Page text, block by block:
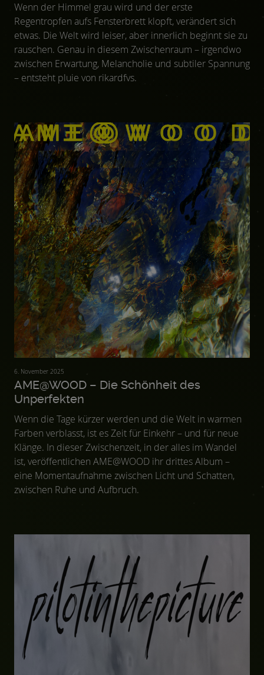
Wenn der Himmel grau wird und der erste
Regentropfen aufs Fensterbrett klopft, verändert sich
etwas. Die Welt wird leiser, aber innerlich beginnt sie zu
rauschen. Genau in diesem Zwischenraum – irgendwo
zwischen Erwartung, Melancholie und subtiler Spannung
– entsteht pluie von rikardfvs.
6. November 2025
AME@WOOD – Die Schönheit des
Unperfekten
Wenn die Tage kürzer werden und die Welt in warmen
Farben verblasst, ist es Zeit für Einkehr – und für neue
Klänge. In dieser Zwischenzeit, in der alles im Wandel
ist, veröffentlichen AME@WOOD ihr drittes Album –
eine Momentaufnahme zwischen Licht und Schatten,
zwischen Ruhe und Aufbruch.